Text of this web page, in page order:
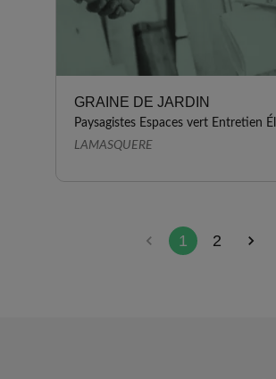
GRAINE DE JARDIN
Paysagistes Espaces vert Entretien
LAMASQUERE
1 2